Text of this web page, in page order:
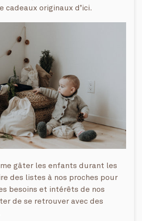
cadeaux originaux d’ici.
gâter les enfants durant les
des listes à nos proches pour
besoins et intérêts de nos
de se retrouver avec des